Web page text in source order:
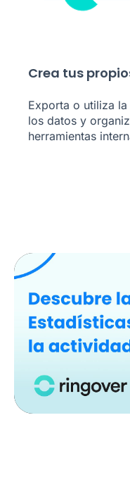
Crea tus
Exporta o utiliza la
los datos y
herramientas